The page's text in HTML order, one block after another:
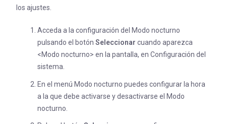
los ajustes.
Acceda a la configuración del Modo nocturno
pulsando el botón Seleccionar cuando aparezca
<Modo nocturno> en la pantalla, en Configuración del
sistema.
En el menú Modo nocturno puedes configurar la hora
a la que debe activarse y desactivarse el Modo
nocturno.